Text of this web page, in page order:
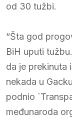
od 30 tužbi.
“Šta god
BiH uputi
da je prekinuta
nekada u
podnio
međunaroda